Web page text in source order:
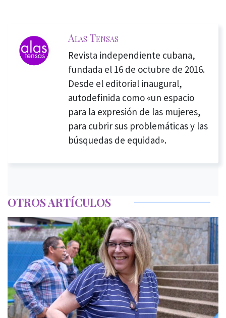
Alas Tensas
Revista independiente cubana,
fundada el 16 de octubre de 2016.
Desde el editorial inaugural,
autodefinida como «un espacio
para la expresión de las mujeres,
para cubrir sus problemáticas y las
búsquedas de equidad».
OTROS ARTÍCULOS